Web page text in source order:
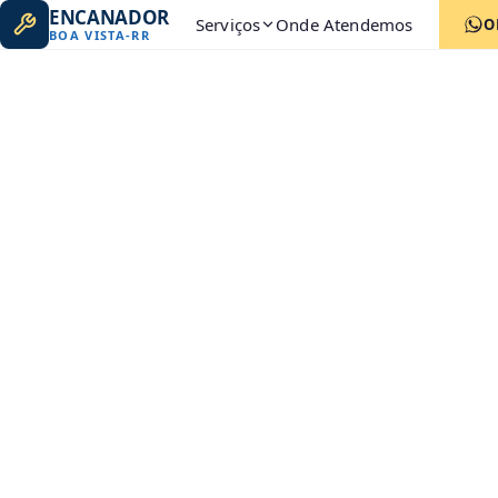
ENCANADOR
BOA VISTA-RR Serviços Onde Atendemos